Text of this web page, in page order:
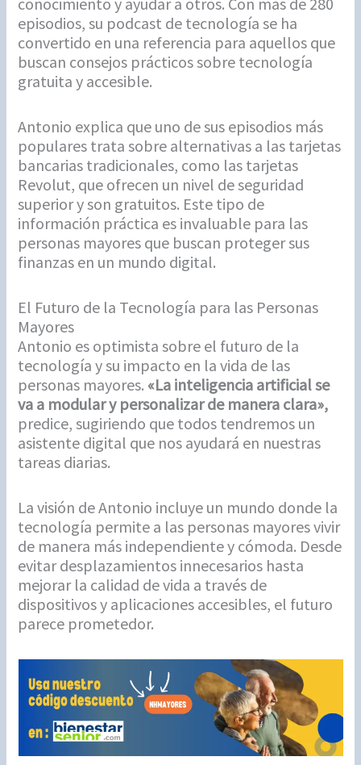
episodios, su podcast de tecnología se ha
convertido en una referencia para aquellos que
buscan consejos prácticos sobre tecnología
gratuita y accesible.
Antonio explica que uno de sus episodios más
populares trata sobre alternativas a las tarjetas
bancarias tradicionales, como las tarjetas
Revolut, que ofrecen un nivel de seguridad
superior y son gratuitos. Este tipo de
información práctica es invaluable para las
personas mayores que buscan proteger sus
finanzas en un mundo digital.
El Futuro de la Tecnología para las Personas
Mayores
Antonio es optimista sobre el futuro de la
tecnología y su impacto en la vida de las
personas mayores. «La inteligencia artificial se
va a modular y personalizar de manera clara»,
predice, sugiriendo que todos tendremos un
asistente digital que nos ayudará en nuestras
tareas diarias.
La visión de Antonio incluye un mundo donde la
tecnología permite a las personas mayores vivir
de manera más independiente y cómoda. Desde
evitar desplazamientos innecesarios hasta
mejorar la calidad de vida a través de
dispositivos y aplicaciones accesibles, el futuro
parece prometedor.